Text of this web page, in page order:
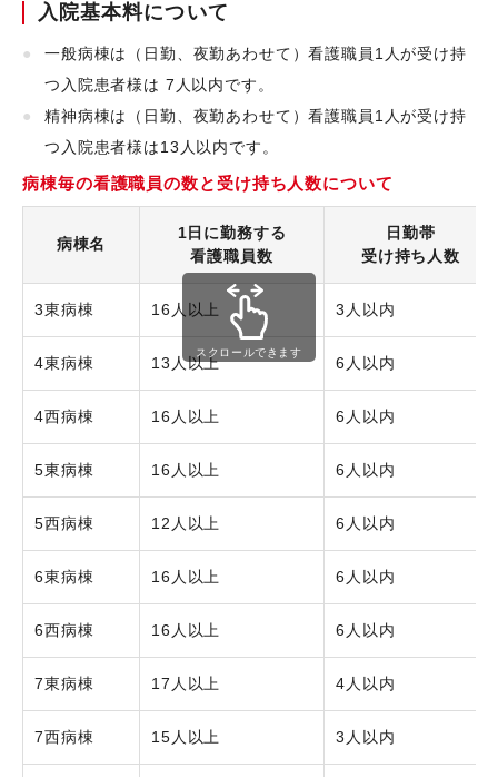
入院基本料について
一般病棟は（日勤、夜勤あわせて）看護職員1人が受け持
つ入院患者様は 7人以内です。
精神病棟は（日勤、夜勤あわせて）看護職員1人が受け持
つ入院患者様は13人以内です。
病棟毎の看護職員の数と受け持ち人数について
病棟名
1日に勤務する
看護職員数
日勤帯
受け持ち人数
3東病棟 16人以上 3人以内
4東病棟 13人以上 6人以内
4西病棟 16人以上 6人以内
5東病棟 16人以上 6人以内
5西病棟 12人以上 6人以内
6東病棟 16人以上 6人以内
6西病棟 16人以上 6人以内
7東病棟 17人以上 4人以内
7西病棟 15人以上 3人以内
スクロールできます